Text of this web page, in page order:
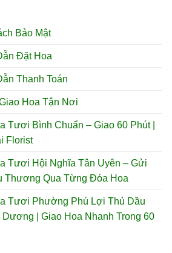
Bảo Mật
Đặt Hoa
Thanh Toán
Hoa Tận Nơi
Tươi Bình Chuẩn – Giao 60 Phút |
Florist
Tươi Hội Nghĩa Tân Uyên – Gửi
Thương Qua Từng Đóa Hoa
Tươi Phường Phú Lợi Thủ Dầu
Dương | Giao Hoa Nhanh Trong 60